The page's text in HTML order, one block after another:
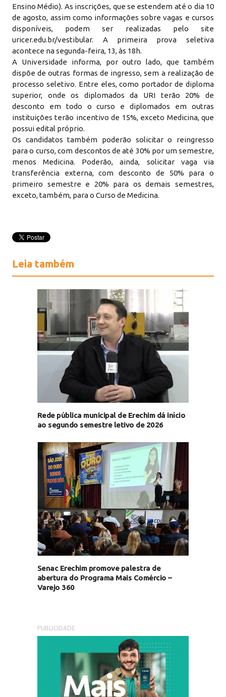
Ensino Médio). As inscrições, que se estendem até o dia 10
de agosto, assim como informações sobre vagas e cursos
disponíveis, podem ser realizadas pelo site
uricer.edu.br/vestibular. A primeira prova seletiva
acontece na segunda-feira, 13, às 18h.
A Universidade informa, por outro lado, que também
dispõe de outras formas de ingresso, sem a realização de
processo seletivo. Entre eles, como portador de diploma
superior, onde os diplomados da URI terão 20% de
desconto em todo o curso e diplomados em outras
instituições terão incentivo de 15%, exceto Medicina, que
possui edital próprio.
Os candidatos também poderão solicitar o reingresso
para o curso, com descontos de até 30% por um semestre,
menos Medicina. Poderão, ainda, solicitar vaga via
transferência externa, com desconto de 50% para o
primeiro semestre e 20% para os demais semestres,
exceto, também, para o Curso de Medicina.
Leia também
Rede pública municipal de Erechim dá início
ao segundo semestre letivo de 2026
Senac Erechim promove palestra de
abertura do Programa Mais Comércio –
Varejo 360
PUBLICIDADE